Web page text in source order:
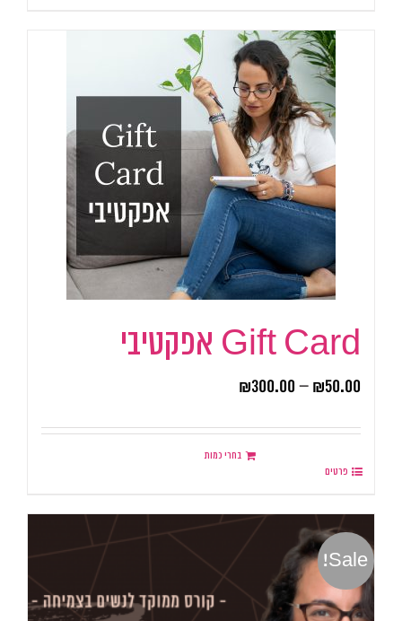
Gift Card אפקטיבי
₪50.00
–
₪300.00
בחרי כמות
פרטים
Sale!